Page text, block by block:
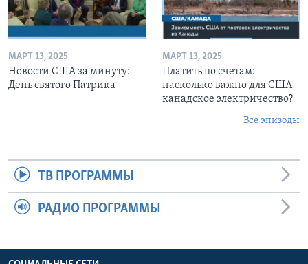
МАРТ 13, 2025
Новости США за минуту:
День святого Патрика
МАРТ 13, 2025
Платить по счетам:
насколько важно для США
канадское электричество?
Все эпизоды
ТВ ПРОГРАММЫ
РАДИО ПРОГРАММЫ